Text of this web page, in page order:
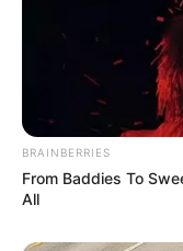
BRAINBERRIES
From Baddies To
All